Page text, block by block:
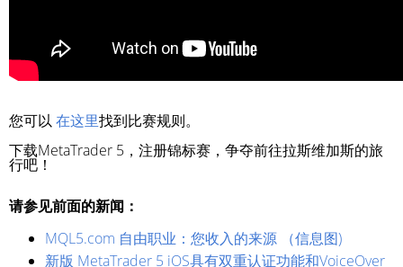
您可以 在这里找到比赛规则。
下载MetaTrader 5，注册锦标赛，争夺前往拉斯维加斯的旅
行吧！
请参见前面的新闻：
MQL5.com 自由职业：您收入的来源 （信息图)
新版 MetaTrader 5 iOS具有双重认证功能和VoiceOver